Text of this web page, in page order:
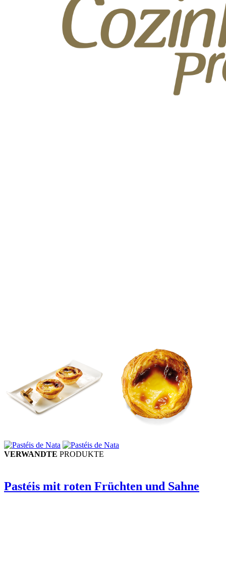
VERWANDTE PRODUKTE
Pastéis mit roten Früchten und Sahne